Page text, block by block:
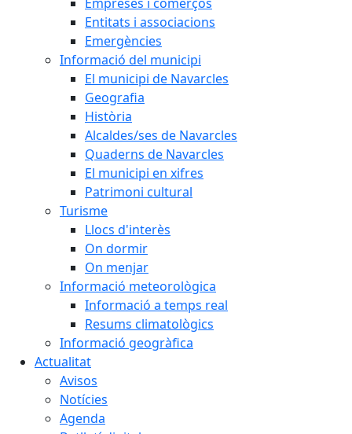
Entitats i associacions
Emergències
Informació del municipi
El municipi de Navarcles
Geografia
Història
Alcaldes/ses de Navarcles
Quaderns de Navarcles
El municipi en xifres
Patrimoni cultural
Turisme
Llocs d'interès
On dormir
On menjar
Informació meteorològica
Informació a temps real
Resums climatològics
Informació geogràfica
Actualitat
Avisos
Notícies
Agenda